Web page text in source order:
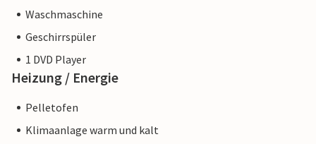
Waschmaschine
Geschirrspüler
1 DVD Player
Heizung / Energie
Pelletofen
Klimaanlage warm und kalt